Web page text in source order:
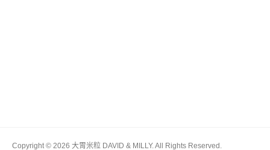
Copyright © 2026 大胃米粒 DAVID & MILLY. All Rights Reserved.